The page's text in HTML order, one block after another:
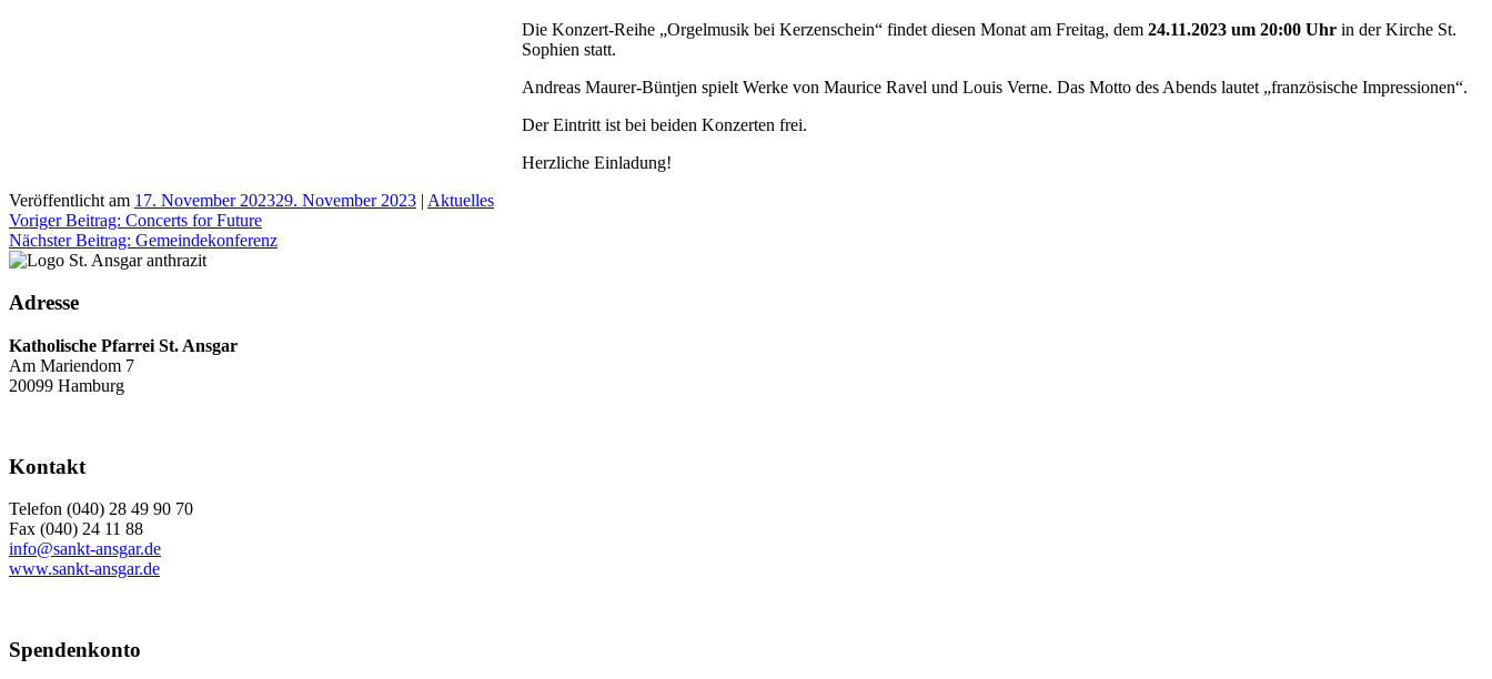
Die Konzert-Reihe „Orgelmusik bei Kerzenschein“ findet diesen Monat am Freitag, dem 24.11.2023 um 20:00 Uhrin der Kirche St.
Sophien statt.
Andreas Maurer-Büntjen spielt Werke von Maurice Ravel und Louis Verne. Das Motto des Abends lautet „französische Impressionen“.
Der Eintritt ist bei beiden Konzerten frei.
Herzliche Einladung!
Veröffentlicht am 17. November 202329. November 2023 | Aktuelles
Beitragsnavigation
Voriger Beitrag: Concerts for Future
Nächster Beitrag: Gemeindekonferenz
Adresse
Katholische Pfarrei St. Ansgar
Am Mariendom 7
20099 Hamburg
Kontakt
Telefon (040) 28 49 90 70
Fax (040) 24 11 88
info@sankt-ansgar.de
www.sankt-ansgar.de
Spendenkonto